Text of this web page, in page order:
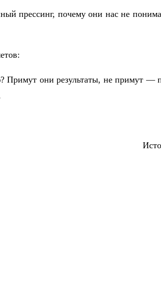
прессинг, почему они нас не
они результаты, не примут —